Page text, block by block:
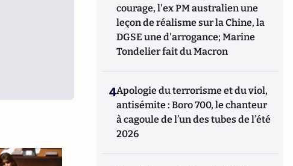
courage, l'ex PM australien une
leçon de réalisme sur la Chine, la
DGSE une d'arrogance; Marine
Tondelier fait du Macron
4Apologie du terrorisme et du viol,
antisémite : Boro 700, le chanteur
à cagoule de l’un des tubes de l’été
2026